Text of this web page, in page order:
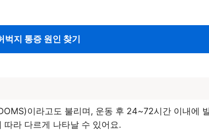
벅지 통증 원인 찾기
이라고도 불리며, 운동 후 24~72시간 이내에
라 다르게 나타날 수 있어요.